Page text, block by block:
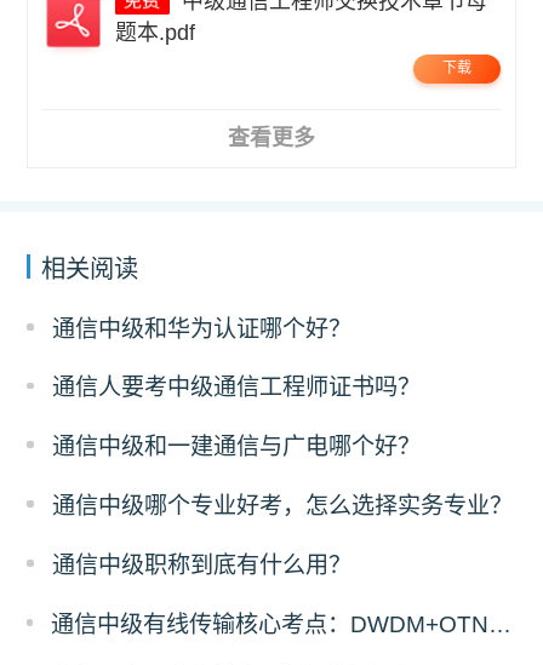
题本.pdf
下载
查看更多
相关阅读
通信中级和华为认证哪个好？
通信人要考中级通信工程师证书吗？
通信中级和一建通信与广电哪个好？
通信中级哪个专业好考，怎么选择实务专业？
通信中级职称到底有什么用？
通信中级有线传输核心考点：DWDM+OTN原理与计算题答题拆解